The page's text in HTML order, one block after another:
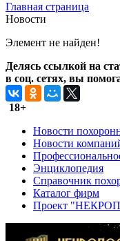
Главная страница
Новости
Элемент не найден!
Делясь ссылкой на
в соц. сетях, вы
18+
Новости
Новости
Энциклопедия
Справочник
Каталог фирм
Проект